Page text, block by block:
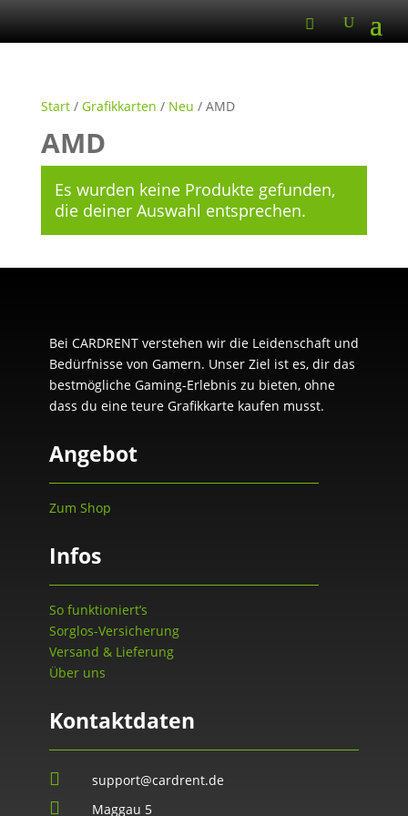
Start/ Grafikkarten / Neu / AMD
AMD
Es wurden keine Produkte gefunden,
die deiner Auswahl entsprechen.
Bei CARDRENT verstehen wir die Leidenschaft und
Bedürfnisse von Gamern. Unser Ziel ist es, dir das
bestmögliche Gaming-Erlebnis zu bieten, ohne
dass du eine teure Grafikkarte kaufen musst.
Angebot
Zum Shop
Infos
So funktioniert’s
Sorglos-Versicherung
Versand & Lieferung
Über uns
Kontaktdaten
 support@cardrent.de
 Maggau 5